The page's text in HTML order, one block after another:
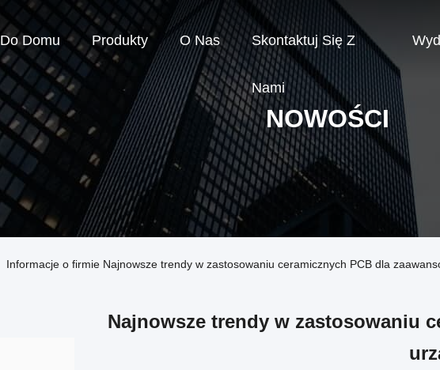
Do Domu Produkty O Nas Skontaktuj Się Z
Nami
NOWOŚCI
Informacje o firmie Najnowsze trendy w zastosowaniu ceramicznych PCB dla
Najnowsze trendy w zastosowaniu